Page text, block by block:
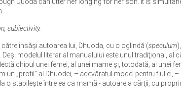
Duoda can utter her longing for her son. It is
subiectivity.
către însăși autoarea lui, Dhuoda, cu o oglindă (speculum
modelul literar al manualului este unul tradiţional, al
chipul unei femei, al unei mame și, totodată, al unei
un „profil” al Dhuodei, – adevăratul model pentru fiul ei,
o stabileşte între ea ca mamă - autoare a cărţii, cu